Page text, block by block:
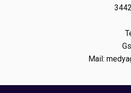
Mail: